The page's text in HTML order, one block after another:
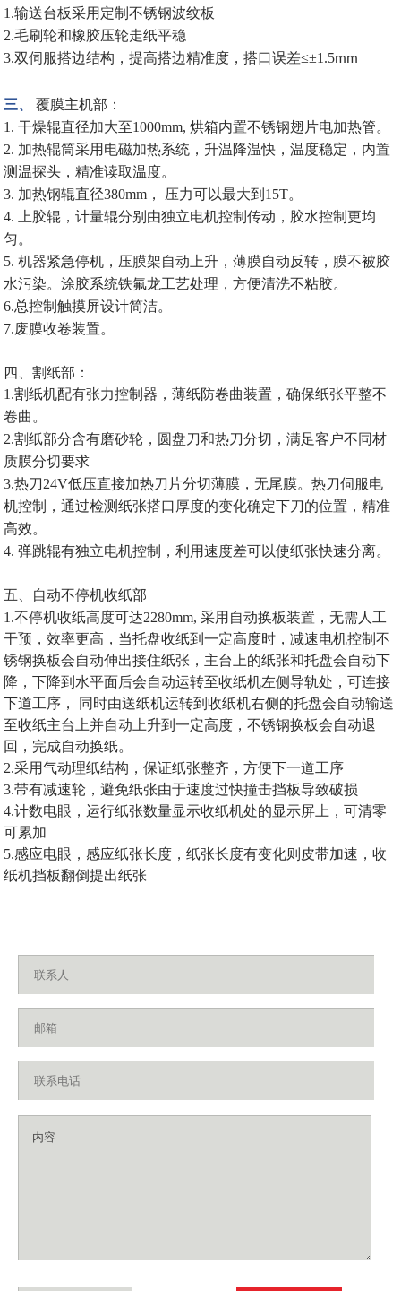
1.输送台板采用定制不锈钢波纹板
2.毛刷轮和橡胶压轮走纸平稳
3.双伺服搭边结构，提高搭边精准度，搭口误差≤±1.5mm
三、
覆膜主机部：
1.干燥辊直径加大至1000mm,烘箱内置不锈钢翅片电加热管。
2. 加热辊筒采用电磁加热系统，升温降温快，温度稳定，内置
测温探头，精准读取温度。
3. 加热钢辊直径380mm ， 压力可以最大到 1 5T。
4.
上胶辊，计量辊分别由独立电机控制传动，胶水控制更均
匀。
5.机器紧急停机，压膜架自动上升，薄膜自动反转，膜不被胶
水污染。涂胶系统铁氟龙工艺处理，方便清洗不粘胶。
6.总控制触摸屏设计简洁。
7.废膜收卷装置。
四、割纸部：
1.割纸机配有张力控制器，薄纸防卷曲装置，确保纸张平整不
卷曲。
2.割纸部分含有磨砂轮，圆盘刀和热刀分切，满足客户不同材
质膜分切要求
3.热刀24V低压直接加热刀片分切薄膜，无尾膜。热刀伺服电
机控制，通过检测纸张搭口 厚度的变化确定下刀的位置，精准
高效。
4.弹跳辊有独立电机控制，利用速度差可以使纸张快速分离。
五 、自动不停机收纸部
1.不停机收纸高度可达2280mm, 采用自动换板装置，无需人工
干预，效率更高，当托盘收纸到一定高度时，减速电机控制不
锈钢换板会自动伸出接住纸张，主台上的纸张和托盘会自动下
降，下降到水平面后会自动运转至收纸机左侧导轨处，可连接
下道工序， 同时由送纸机运转到收纸机右侧的托盘会自动输送
至收纸主台上并自动上升到一定高度，不锈钢换板会自动退
回，完成自动换纸。
2.采用气动理纸结构，保证纸张整齐，方便下一道工序
3.带有减速轮，避免纸张由于速度过快撞击挡板导致破损
4.计数电眼，运行纸张数量显示收纸机处的显示屏上，可清零
可累加
5.感应电眼，感应纸张长度，纸张长度有变化则皮带加速，收
纸机挡板翻倒提出纸张